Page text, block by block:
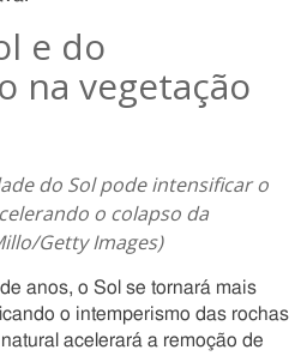
e do
na vegetação
do Sol pode intensificar o
o colapso da
Getty Images)
anos, o Sol se tornará mais
o intemperismo das rochas
acelerará a remoção de